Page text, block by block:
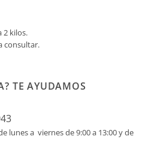
2 kilos.
consultar.
TE AYUDAMOS
lunes a viernes de 9:00 a 13:00 y de